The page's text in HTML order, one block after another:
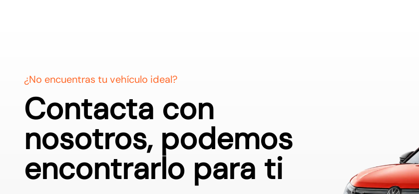
Información básica sobre Protección de Datos:
1. Responsable: Efficiency Cars S.L.U (
2. Finalidad: Gestionar su solicitud de información, entre otros (
3. Derechos: puede ejercitar su derecho de acceso, rectificación,
aparece en la información ampliada que puede conocer visitando
privacidad.
VER CONDICIONES Y CONTINUAR *
¿No encuentras tu vehículo ideal?
Contacta con
nosotros, podemos
encontrarlo para ti